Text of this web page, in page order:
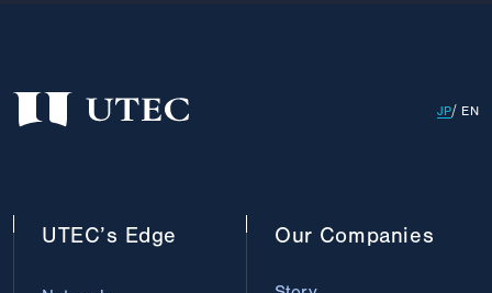
JP EN
UTEC’s Edge Our Companies